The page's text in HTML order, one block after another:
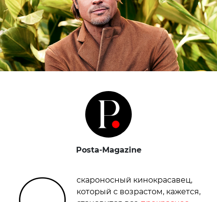
Posta-Magazine
скароносный кинокрасавец,
который с возрастом, кажется,